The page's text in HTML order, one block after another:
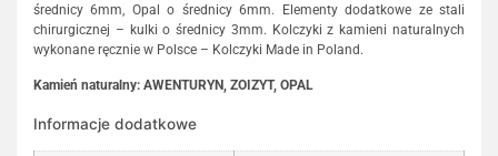
średnicy 6mm, Opal o średnicy 6mm. Elementy dodatkowe ze stali
chirurgicznej – kulki o średnicy 3mm. Kolczyki z kamieni naturalnych
wykonane ręcznie w Polsce – Kolczyki Made in Poland.
Kamień naturalny: AWENTURYN, ZOIZYT, OPAL
Informacje dodatkowe